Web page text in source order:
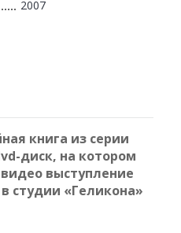
2007
книга из серии
диск, на котором
выступление
студии «Геликона»